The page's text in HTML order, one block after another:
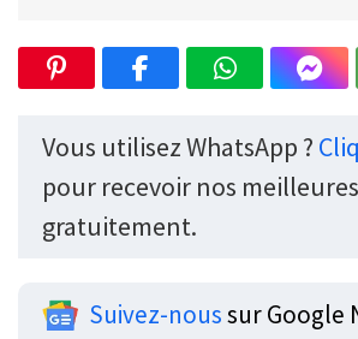
Vous utilisez WhatsApp ?
pour recevoir nos
gratuitement.
Suivez-noussur Google